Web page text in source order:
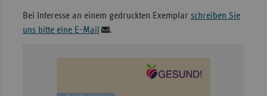
Bei Interesse an einem gedruckten Exemplar schreiben Sie
uns bitte eine E-Mail
.